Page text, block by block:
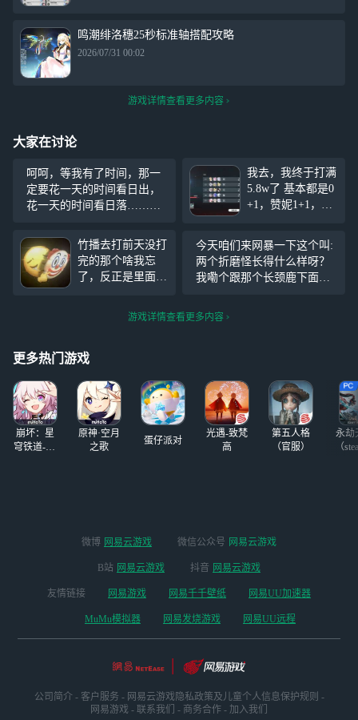
鸣潮绯洛穗25秒标准轴搭配攻略
2026/07/31 00:02
游戏详情查看更多内容
大家在讨论
呵呵，等我有了时间，那一
定要花一天的时间看日出，
花一天的时间看日落……还
潮补上来……(´°̥̥̥̥̥̥̥̥ω°̥̥̥̥̥̥̥̥｀)(开服
玩家，如今才65级……)
我去，我终于打满
5.8w了 基本都是0
+1，赞妮1+1，千
陆赫斯、达妮娅、
还有常驻5星、四
星都是活动面板
（都没养 爽！
竹播去打前天没打
完的那个啥我忘
了，反正是里面有
动，最后一个怪直
接把我小土豆给肘
长和散华了，结果
万多的血都给肘S
了，我真服了，竹
播气的都红温了
今天咱们来网暴一下这个叫:
两个折磨怪长得什么样呀？
我嘞个跟那个长颈鹿下面装
娘胎重开，好吧CS
游戏详情查看更多内容
更多热门游戏
崩坏：星
穹铁道-4.4
原神·空月
之歌
蛋仔派对
光遇-致梵
高
第五人格
（官服）
永劫
（
微博 网易云游戏 微信公众号 网易云游戏
B站 网易云游戏 抖音 网易云游戏
友情链接 网易游戏 网易千千壁纸 网易UU加速器
MuMu模拟器 网易发烧游戏 网易UU远程
公司简介 - 客户服务 - 网易云游戏隐私政策及儿童个人信息保护规则 -
网易游戏 - 联系我们 - 商务合作 - 加入我们